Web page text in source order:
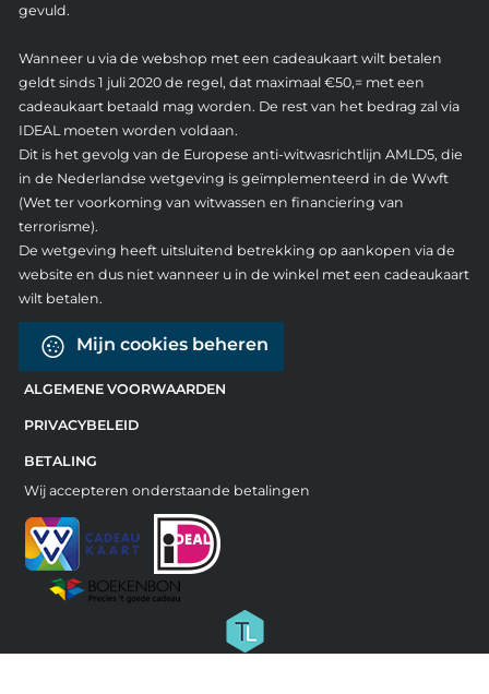
gevuld.
Wanneer u via de webshop met een cadeaukaart wilt betalen
geldt sinds 1 juli 2020 de regel, dat maximaal €50,= met een
cadeaukaart betaald mag worden. De rest van het bedrag zal via
IDEAL moeten worden voldaan.
Dit is het gevolg van de Europese anti-witwasrichtlijn AMLD5, die
in de Nederlandse wetgeving is geïmplementeerd in de Wwft
(Wet ter voorkoming van witwassen en financiering van
terrorisme).
De wetgeving heeft uitsluitend betrekking op aankopen via de
website en dus niet wanneer u in de winkel met een cadeaukaart
wilt betalen.
Mijn cookies beheren
ALGEMENE VOORWAARDEN
PRIVACYBELEID
BETALING
Wij accepteren onderstaande betalingen